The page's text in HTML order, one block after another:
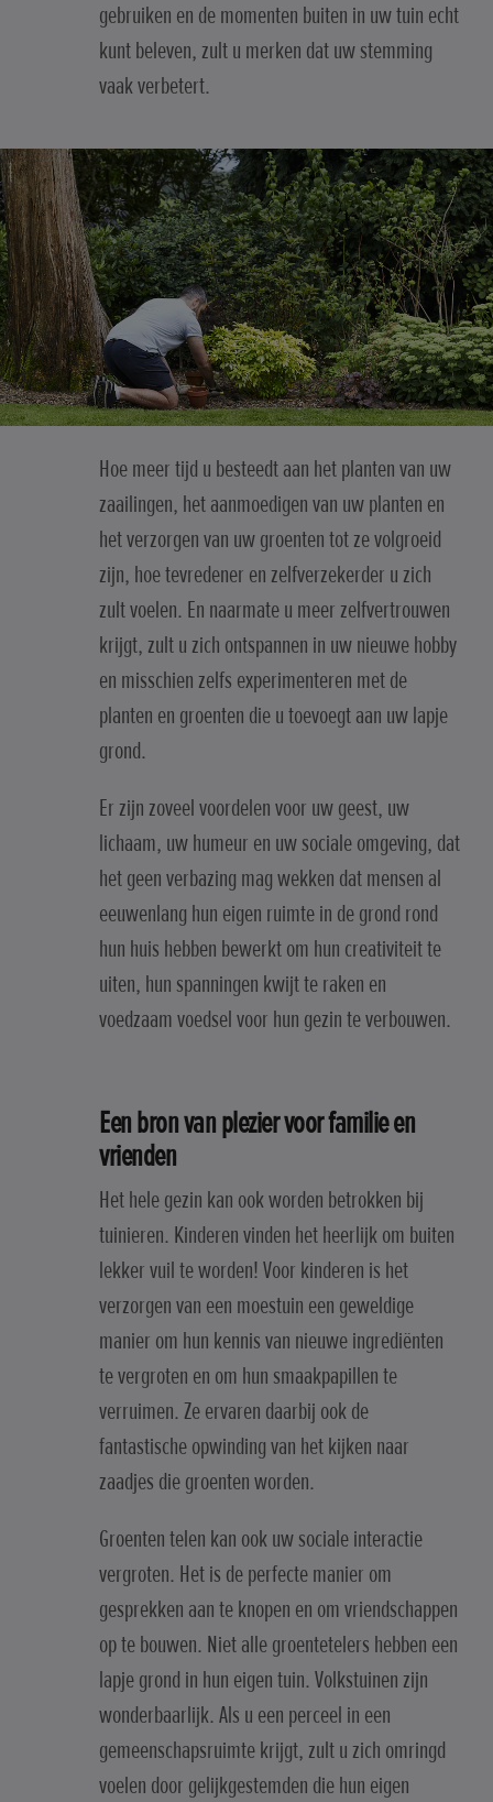
gebruiken en de momenten buiten in uw tuin echt
kunt beleven, zult u merken dat uw stemming
vaak verbetert.
Hoe meer tijd u besteedt aan het planten van uw
zaailingen, het aanmoedigen van uw planten en
het verzorgen van uw groenten tot ze volgroeid
zijn, hoe tevredener en zelfverzekerder u zich
zult voelen. En naarmate u meer zelfvertrouwen
krijgt, zult u zich ontspannen in uw nieuwe hobby
en misschien zelfs experimenteren met de
planten en groenten die u toevoegt aan uw lapje
grond.
Er zijn zoveel voordelen voor uw geest, uw
lichaam, uw humeur en uw sociale omgeving, dat
het geen verbazing mag wekken dat mensen al
eeuwenlang hun eigen ruimte in de grond rond
hun huis hebben bewerkt om hun creativiteit te
uiten, hun spanningen kwijt te raken en
voedzaam voedsel voor hun gezin te verbouwen.
Een bron van plezier voor familie en
vrienden
Het hele gezin kan ook worden betrokken bij
tuinieren. Kinderen vinden het heerlijk om buiten
lekker vuil te worden! Voor kinderen is het
verzorgen van een moestuin een geweldige
manier om hun kennis van nieuwe ingrediënten
te vergroten en om hun smaakpapillen te
verruimen. Ze ervaren daarbij ook de
fantastische opwinding van het kijken naar
zaadjes die groenten worden.
Groenten telen kan ook uw sociale interactie
vergroten. Het is de perfecte manier om
gesprekken aan te knopen en om vriendschappen
op te bouwen. Niet alle groentetelers hebben een
lapje grond in hun eigen tuin. Volkstuinen zijn
wonderbaarlijk. Als u een perceel in een
gemeenschapsruimte krijgt, zult u zich omringd
voelen door gelijkgestemden die hun eigen